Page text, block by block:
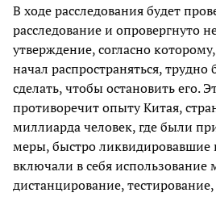
В ходе расследования будет
расследование и опровергнуто
утверждение, согласно
начал распространяться,
сделать, чтобы остановить его.
противоречит опыту Китая,
миллиарда человек, где были
меры, быстро ликвидировавшие
включали в себя использование
дистанцирование,